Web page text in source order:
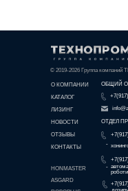
О КОМПАНИИ
КАТАЛОГ
ЛИЗИНГ
© 2019-2026 Группа
ОТЗЫВЫ
НОВОСТИ
КОНТАКТЫ
ASGARD
HONMASTER -
-
ОТДЕЛ
ОБЩИЙ